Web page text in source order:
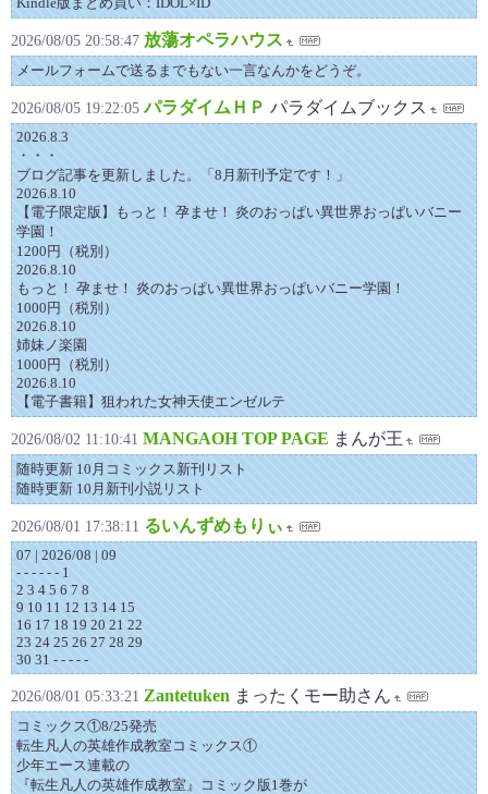
2026/08/05 20:58:47 放蕩オペラハウス
メールフォームで送るまでもない一言なんかをどうぞ。
2026/08/05 19:22:05 パラダイムＨＰ パラダイムブックス
2026.8.3
・・・
ブログ記事を更新しました。「8月新刊予定です！」
2026.8.10
【電子限定版】もっと！ 孕ませ！ 炎のおっぱい異世界おっぱいバニー
学園！
1200円（税別）
2026.8.10
もっと！ 孕ませ！ 炎のおっぱい異世界おっぱいバニー学園！
1000円（税別）
2026.8.10
姉妹ノ楽園
1000円（税別）
2026.8.10
【電子書籍】狙われた女神天使エンゼルテ
2026/08/02 11:10:41 MANGAOH TOP PAGE まんが王
随時更新 10月コミックス新刊リスト
随時更新 10月新刊小説リスト
2026/08/01 17:38:11 るいんずめもりぃ
07 | 2026/08 | 09
- - - - - - 1
2 3 4 5 6 7 8
9 10 11 12 13 14 15
16 17 18 19 20 21 22
23 24 25 26 27 28 29
30 31 - - - - -
2026/08/01 05:33:21 Zantetuken まったくモー助さん
コミックス①8/25発売
転生凡人の英雄作成教室コミックス①
少年エース連載の
『転生凡人の英雄作成教室』コミック版1巻が